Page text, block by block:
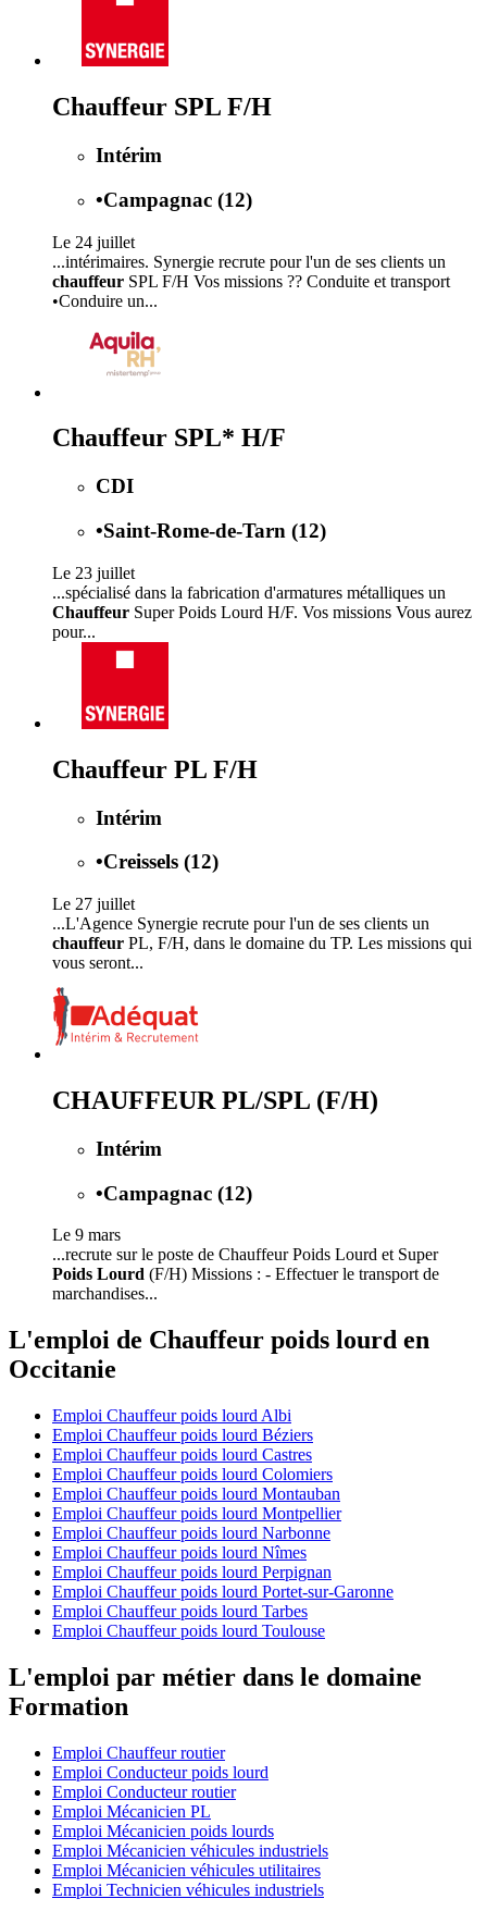
Chauffeur SPL F/H
Intérim
•Campagnac (12)
Le 24 juillet
...intérimaires. Synergie recrute pour l'un de ses clients un
chauffeur SPL F/H Vos missions ?? Conduite et transport
•Conduire un...
Chauffeur SPL* H/F
CDI
•Saint-Rome-de-Tarn (12)
Le 23 juillet
...spécialisé dans la fabrication d'armatures métalliques un
Chauffeur Super Poids Lourd H/F. Vos missions Vous aurez
pour...
Chauffeur PL F/H
Intérim
•Creissels (12)
Le 27 juillet
...L'Agence Synergie recrute pour l'un de ses clients un
chauffeur PL, F/H, dans le domaine du TP. Les missions qui
vous seront...
CHAUFFEUR PL/SPL (F/H)
Intérim
•Campagnac (12)
Le 9 mars
...recrute sur le poste de Chauffeur Poids Lourd et Super
Poids Lourd (F/H) Missions : - Effectuer le transport de
marchandises...
L'emploi de Chauffeur poids lourd en
Occitanie
Emploi Chauffeur poids lourd Albi
Emploi Chauffeur poids lourd Béziers
Emploi Chauffeur poids lourd Castres
Emploi Chauffeur poids lourd Colomiers
Emploi Chauffeur poids lourd Montauban
Emploi Chauffeur poids lourd Montpellier
Emploi Chauffeur poids lourd Narbonne
Emploi Chauffeur poids lourd Nîmes
Emploi Chauffeur poids lourd Perpignan
Emploi Chauffeur poids lourd Portet-sur-Garonne
Emploi Chauffeur poids lourd Tarbes
Emploi Chauffeur poids lourd Toulouse
L'emploi par métier dans le domaine
Formation
Emploi Chauffeur routier
Emploi Conducteur poids lourd
Emploi Conducteur routier
Emploi Mécanicien PL
Emploi Mécanicien poids lourds
Emploi Mécanicien véhicules industriels
Emploi Mécanicien véhicules utilitaires
Emploi Technicien véhicules industriels